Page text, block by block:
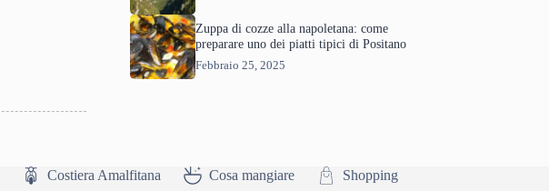
Zuppa di cozze alla napoletana: come
preparare uno dei piatti tipici di Positano
Febbraio 25, 2025
Costiera Amalfitana Cosa mangiare
Shopping